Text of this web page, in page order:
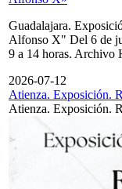
Guadalajara.
Alfonso X" Del 6 de
9 a 14 horas.
2026-07-12
Atienza. Exposición.
Atienza. Exposición.